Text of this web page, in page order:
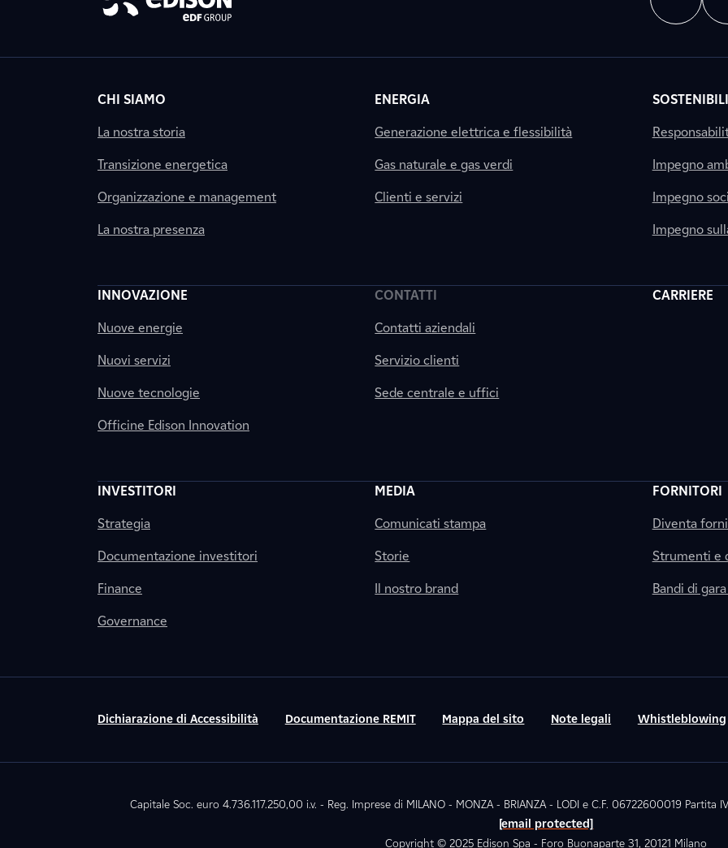
CHI SIAMO
La nostra storia
Transizione energetica
Organizzazione e management
La nostra presenza
ENERGIA
Generazione elettrica e flessibilità
Gas naturale e gas verdi
Clienti e servizi
Impegno
Impegno
Impegno
INNOVAZIONE
Nuove energie
Nuovi servizi
Nuove tecnologie
Officine Edison Innovation
CONTATTI
Contatti aziendali
Servizio clienti
Sede centrale e uffici
CARRIERE
INVESTITORI
Strategia
Documentazione investitori
Finance
Governance
MEDIA
Comunicati stampa
Storie
Il nostro brand
FORNITORI
Diventa
Strumenti e
Bandi di
Dichiarazione di Accessibilità Documentazione REMIT Mappa del sito Note legali Whistleblowing
Capitale Soc. euro 4.736.117.250,00 i.v. - Reg. Imprese di MILANO - MONZA - BRIANZA - LODI e C.F. 06722600019 Partita
[email protected]
Copyright © 2025 Edison Spa - Foro Buonaparte 31, 20121 Milano